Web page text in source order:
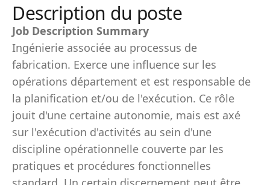
Description du poste
Job Description Summary
Ingénierie associée au processus de
fabrication. Exerce une influence sur les
opérations département et est responsable de
la planification et/ou de l'exécution. Ce rôle
jouit d'une certaine autonomie, mais est axé
sur l'exécution d'activités au sein d'une
discipline opérationnelle couverte par les
pratiques et procédures fonctionnelles